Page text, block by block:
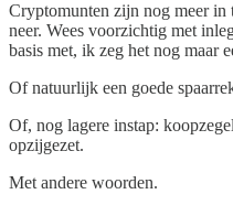
Cryptomunten zijn nog meer
neer. Wees voorzichtig met
basis met, ik zeg het nog maar
Of natuurlijk een goede
Of, nog lagere instap:
opzijgezet.
Met andere woorden.